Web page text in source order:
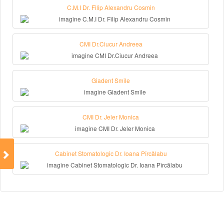
C.M.I Dr. Filip Alexandru Cosmin
CMI Dr.Ciucur Andreea
Giadent Smile
CMI Dr. Jeler Monica
Cabinet Stomatologic Dr. Ioana Pîrcălabu